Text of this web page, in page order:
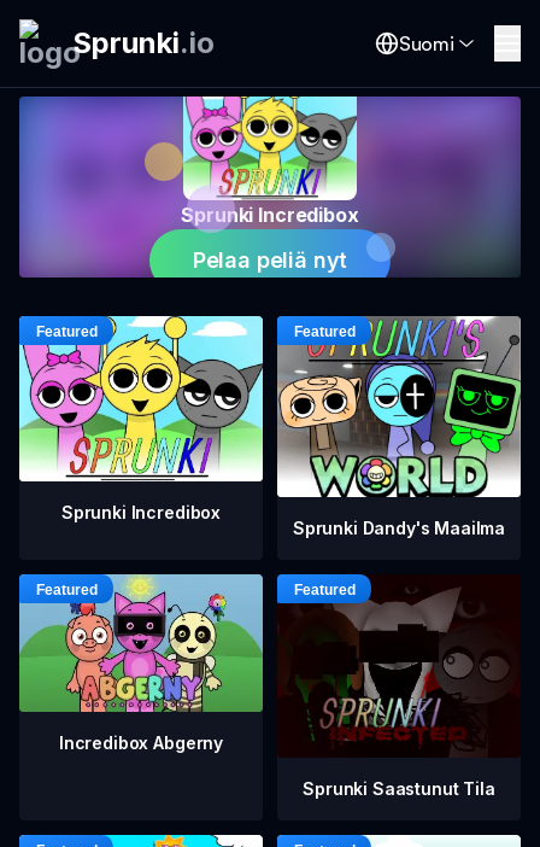
Sprunki.io Suomi
Sprunki Incredibox
Pelaa peliä nyt
Sprunki Incredibox
Sprunki Dandy's Maailma
Incredibox Abgerny
Sprunki Saastunut Tila